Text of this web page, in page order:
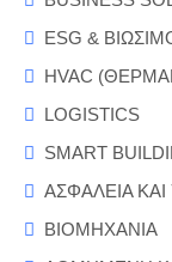
ESG &
HVAC
LOGISTICS
SMART
ΑΣΦΑΛΕΙΑ ΚΑΙ
ΒΙΟΜΗΧΑΝΙΑ